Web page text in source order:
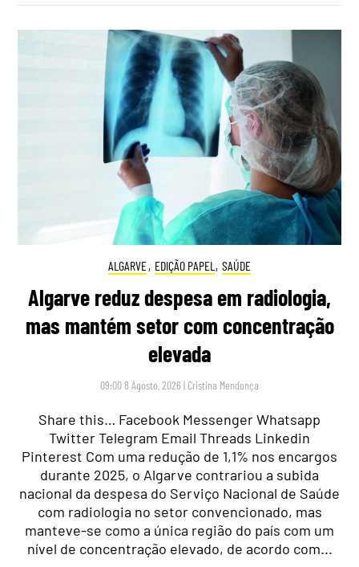
ALGARVE, EDIÇÃO PAPEL , SAÚDE
Algarve reduz despesa em radiologia,
mas mantém setor com concentração
elevada
09:00 8 Agosto, 2026 | Cristina Mendonça
Share this… Facebook Messenger Whatsapp
Twitter Telegram Email Threads Linkedin
Pinterest Com uma redução de 1,1% nos encargos
durante 2025, o Algarve contrariou a subida
nacional da despesa do Serviço Nacional de Saúde
com radiologia no setor convencionado, mas
manteve-se como a única região do país com um
nível de concentração elevado, de acordo com...